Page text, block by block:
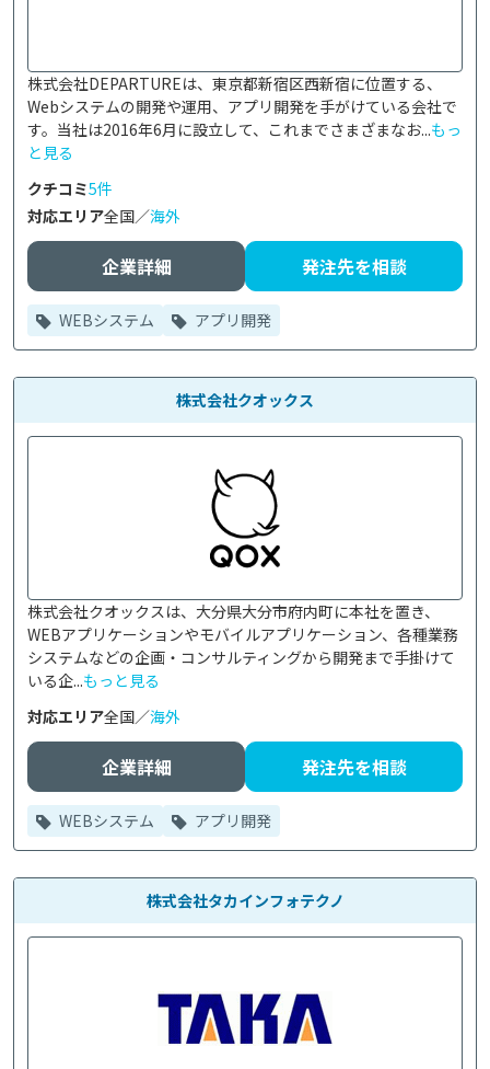
株式会社DEPARTUREは、東京都新宿区西新宿に位置する、
Webシステムの開発や運用、アプリ開発を手がけている会社で
す。当社は2016年6月に設立して、これまでさまざまなお...もっ
と見る
クチコミ5件
対応エリア全国／海外
企業詳細 発注先を相談
WEBシステム アプリ開発
株式会社クオックス
株式会社クオックスは、大分県大分市府内町に本社を置き、
WEBアプリケーションやモバイルアプリケーション、各種業務
システムなどの企画・コンサルティングから開発まで手掛けて
いる企...もっと見る
対応エリア全国／海外
企業詳細 発注先を相談
WEBシステム アプリ開発
株式会社タカインフォテクノ